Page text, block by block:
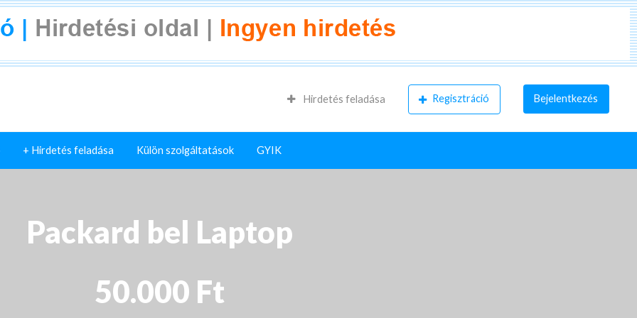
Hirdetés feladása Regisztráció Bejelentkezés
+ Hirdetés feladása Külön szolgáltatások GYIK
Packard bel Laptop
50.000 Ft